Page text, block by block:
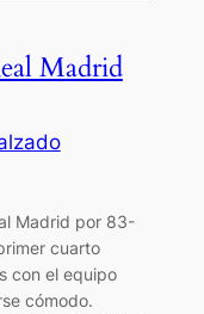
Madrid
Madrid por 83-
cuarto
con el equipo
cómodo.